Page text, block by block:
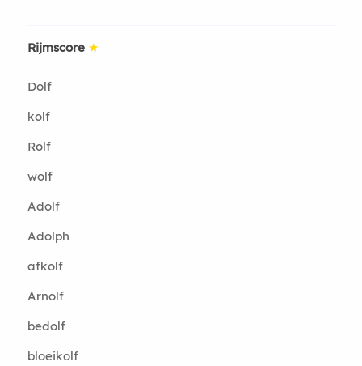
Rijmscore ★
Dolf
kolf
Rolf
wolf
Adolf
Adolph
afkolf
Arnolf
bedolf
bloeikolf